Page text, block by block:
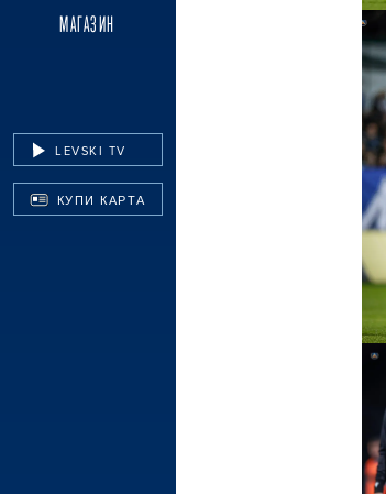
МАГАЗИН
LEVSKI TV
КУПИ КАРТА